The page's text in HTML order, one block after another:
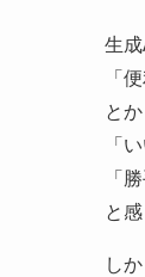
生成
「
とか
「
「
と
し